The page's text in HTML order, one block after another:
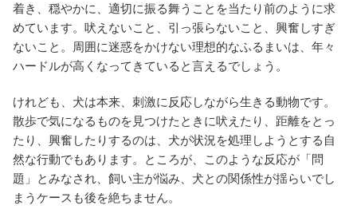
着き、穏やかに、適切に振る舞うことを当たり前のように求
めています。吠えないこと、引っ張らないこと、興奮しすぎ
ないこと。周囲に迷惑をかけない理想的なふるまいは、年々
ハードルが高くなってきていると言えるでしょう。
けれども、犬は本来、刺激に反応しながら生きる動物です。
散歩で気になるものを見つけたときに吠えたり、距離をとっ
たり、興奮したりするのは、犬が状況を処理しようとする自
然な行動でもあります。ところが、このような反応が「問
題」とみなされ、飼い主が悩み、犬との関係性が揺らいでし
まうケースも後を絶ちません。